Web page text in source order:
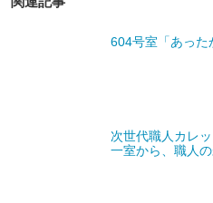
604号室「あった
次世代職人カレ
一室から、職人